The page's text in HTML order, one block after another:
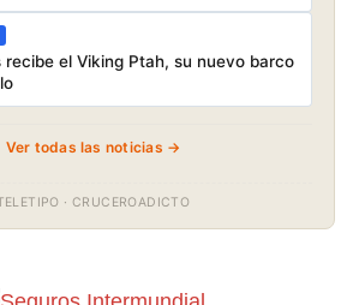
recibe el Viking Ptah, su nuevo barco
Ver todas las noticias →
· CRUCEROADICTO